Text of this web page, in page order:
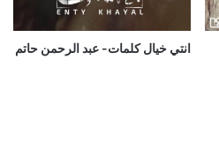
انتي خيال كلمات- عبد الرحمن حاتم